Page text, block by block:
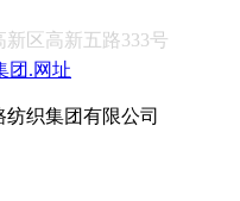
区高新五路333号
团.网址
纺织集团有限公司